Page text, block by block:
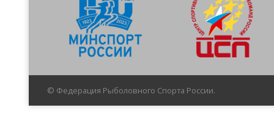
© Федерация Рыболовного Спорта России.